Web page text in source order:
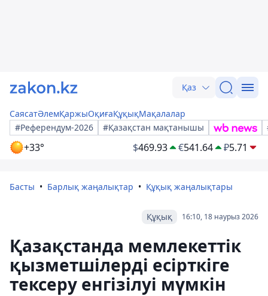
Қаз
СаясатӘлемҚаржыОқиғаҚұқықМақалалар
#Референдум-2026
#Қазақстан мақтанышы
+33° $469.93 €541.64 ₽5.71
Басты Барлық жаңалықтар Құқық жаңалықтары
16:10, 18 наурыз 2026
Құқық
Қазақстанда мемлекеттік
қызметшілерді есірткіге
тексеру енгізілуі мүмкін